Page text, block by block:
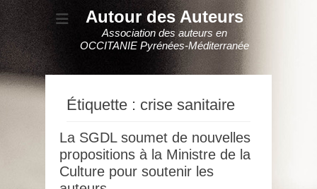
Autour des Auteurs
Association des auteurs en
OCCITANIE Pyrénées-Méditerranée
Étiquette : crise sanitaire
La SGDL soumet de nouvelles
propositions à la Ministre de la
Culture pour soutenir les